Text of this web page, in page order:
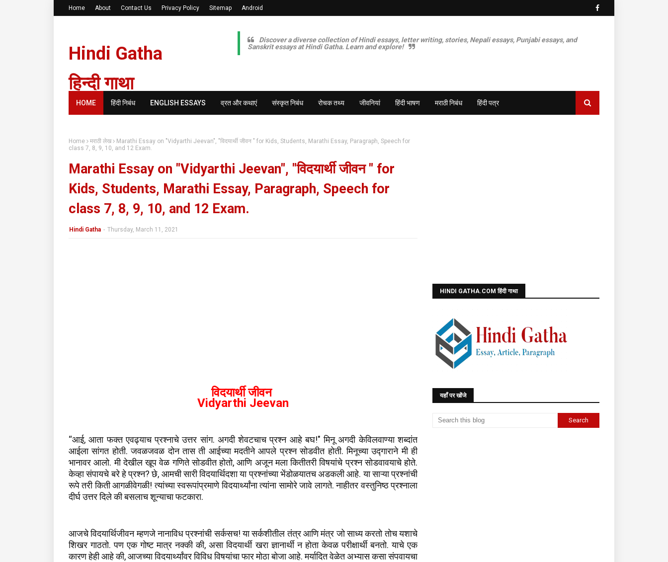
Home About Contact Us Privacy Policy Sitemap Android
Hindi Gatha
हिन्दी गाथा
Discover a diverse collection of Hindi essays, letter writing, stories, Nepali essays, Punjabi essays, and
Sanskrit essays at Hindi Gatha. Learn and explore!
HOME हिंदी निबंध ENGLISH ESSAYS व्रत और कथाएं संस्कृत निबंध रोचक तथ्य जीवनियां हिंदी भाषण मराठी निबंध हिंदी पत्र
Home मराठी लेख
Marathi Essay on "Vidyarthi Jeevan", "विदयार्थी जीवन " for Kids, Students, Marathi Essay, Paragraph, Speech for
class 7, 8, 9, 10, and 12 Exam.
Marathi Essay on "Vidyarthi Jeevan", "विदयार्थी जीवन " for
Kids, Students, Marathi Essay, Paragraph, Speech for
class 7, 8, 9, 10, and 12 Exam.
Hindi Gatha - Thursday, March 11, 2021
विदयार्थी जीवन
Vidyarthi Jeevan
“आई, आता फक्त एवढ्याच प्रश्नाचे उत्तर सांग. अगदी शेवटचाच प्रश्न आहे बघ!" मिनू अगदी केविलवाण्या शब्दांत
आईला सांगत होती. जवळजवळ दोन तास ती आईच्या मदतीने आपले प्रश्न सोडवीत होती. मिनूच्या उद्गाराने मी ही
भानावर आलो. मी देखील खूप वेळ गणिते सोडवीत होतो, आणि अजून मला कितीतरी विषयांचे प्रश्न सोडवावयाचे होते.
केव्हा संपायचे बरे हे प्रश्न? छे, आमची सारी विदयार्थिदशा या प्रश्नांच्या भेंडोळयातच अडकली आहे. या साऱ्या प्रश्नांची
रूपे तरी किती आगळीवेगळी! त्यांच्या स्वरूपांप्रमाणे विदयार्थ्यांना त्यांना सामोरे जावे लागते. नाहीतर वस्तुनिष्ठ प्रश्नाला
दीर्घ उत्तर दिले की बसलाच शून्याचा फटकारा.
आजचे विदयार्थिजीवन म्हणजे नानाविध प्रश्नांची सर्कसच! या सर्कशीतील तंत्र आणि मंत्र जो साध्य करतो तोच यशाचे
शिखर गाठतो. पण एक गोष्ट मात्र नक्की की, असा विदयार्थी खरा ज्ञानार्थी न होता केवळ परीक्षार्थी बनतो. याचे एक
कारण हेही आहे की, आजच्या विदयार्थ्यांवर विविध विषयांचा फार मोठा बोजा आहे. मर्यादित वेळेत अभ्यास कसा संपवायचा
HINDI GATHA.COM हिंदी गाथा
यहाँ पर खोंजे